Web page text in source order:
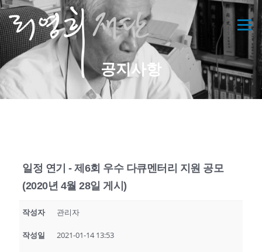
메뉴
공지사항
일정 연기 - 제6회 우수 다큐멘터리 지원 공모
(2020년 4월 28일 게시)
작성자 관리자
작성일 2021-01-14 13:53